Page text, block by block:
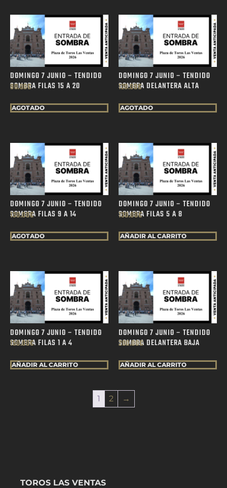
DOMINGO 7 JUNIO – TENDIDO
SOMBRA FILAS 15 A 20
90.00€
AGOTADO
DOMINGO 7 JUNIO – TENDIDO
SOMBRA DELANTERA ALTA
120.00€
AGOTADO
DOMINGO 7 JUNIO – TENDIDO
SOMBRA FILAS 9 A 14
130.00€
AGOTADO
DOMINGO 7 JUNIO – TENDIDO
SOMBRA FILAS 5 A 8
130.00€
AÑADIR AL CARRITO
DOMINGO 7 JUNIO – TENDIDO
SOMBRA FILAS 1 A 4
150.00€
AÑADIR AL CARRITO
DOMINGO 7 JUNIO – TENDIDO
SOMBRA DELANTERA BAJA
200.00€
AÑADIR AL CARRITO
1 2 →
TOROS LAS VENTAS